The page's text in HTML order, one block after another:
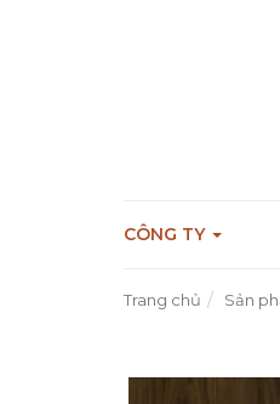
CÔNG TY
Trang chủ Sản